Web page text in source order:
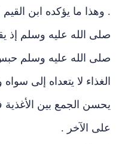
صلى الله عليه وسلم إذ
صلى الله عليه وسلم
الغذاء لا يتعداه إلى
يحسن الجمع بين الأغذية
على الآخر .